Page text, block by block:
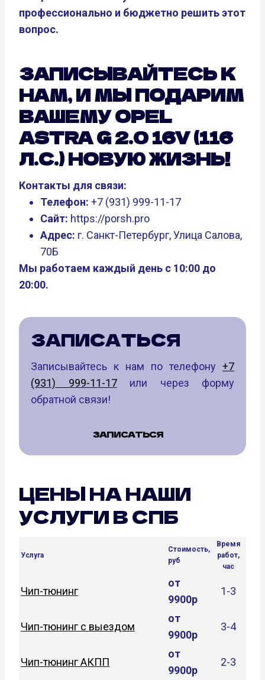
профессионально и бюджетно решить этот
вопрос.
ЗАПИСЫВАЙТЕСЬ К
НАМ, И МЫ ПОДАРИМ
ВАШЕМУ OPEL
ASTRA G 2.0 16V (116
Л.С.) НОВУЮ ЖИЗНЬ!
Контакты для связи:
Телефон: +7 (931) 999-11-17
Сайт: https://porsh.pro
Адрес: г. Санкт-Петербург, Улица Салова,
70Б
Мы работаем каждый день с 10:00 до
20:00.
ЗАПИСАТЬСЯ
Записывайтесь к нам по телефону +7
(931) 999-11-17или через форму
обратной связи!
ЗАПИСАТЬСЯ
ЦЕНЫ НА НАШИ
УСЛУГИ В СПБ
Услуга
Стоимость,
руб
Время
работ,
час
Чип-тюнинг
от
9900р
1-3
Чип-тюнинг с выездом
от
9900р
3-4
Чип-тюнинг АКПП
от
9900р
2-3